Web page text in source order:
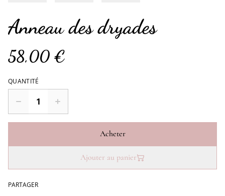
Anneau des dryades
58,00 €
QUANTITÉ
Acheter
Ajouter au panier
PARTAGER